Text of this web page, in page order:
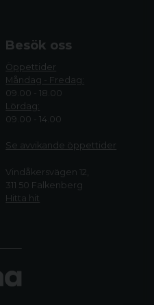
Besök oss
Öppettider
Måndag - Fredag:
09.00 - 18.00
Lördag:
09.00 - 14.00
Se avvikande öppettider
Vindåkersvägen 12,
311 50 Falkenberg
Hitta hit